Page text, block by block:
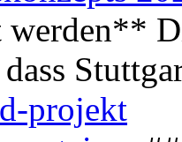
werden**
projekt